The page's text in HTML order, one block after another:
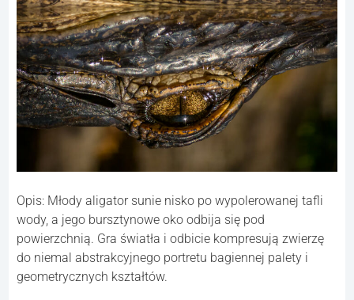
Opis: Młody aligator sunie nisko po wypolerowanej tafli
wody, a jego bursztynowe oko odbija się pod
powierzchnią. Gra światła i odbicie kompresują zwierzę
do niemal abstrakcyjnego portretu bagiennej palety i
geometrycznych kształtów.